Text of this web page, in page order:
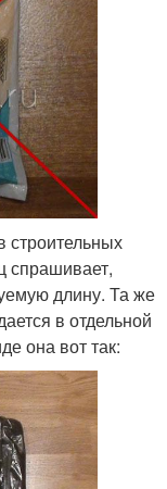
строительных
спрашивает,
длину. Та же
в отдельной
она вот так: